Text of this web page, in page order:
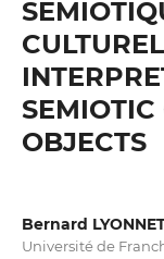
SEMIOTIC
OBJECTS
Bernard
Université de